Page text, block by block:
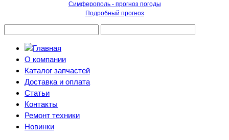
Симферополь - прогноз погоды
Подробный прогноз
О компании
Каталог запчастей
Доставка и оплата
Статьи
Контакты
Ремонт техники
Новинки